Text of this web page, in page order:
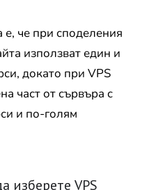
е, че при споделения
използват един и
докато при VPS
част от сървъра с
и по-голям
изберете VPS